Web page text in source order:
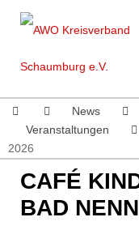
News
Veranstaltungen
2026
CAFÉ
BAD